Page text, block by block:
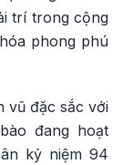
trí trong cộng
phong phú
vũ đặc sắc với
đang hoạt
kỷ niệm 94